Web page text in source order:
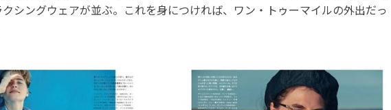
シングウェアが並ぶ。これを身につければ、ワン・トゥーマイルの外出だっ